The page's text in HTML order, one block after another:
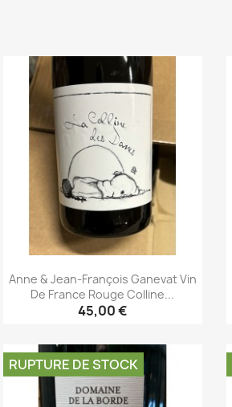
Anne & Jean-François Ganevat Vin
De France Rouge Colline...
45,00 €
Aperçu rapide
RUPTURE DE STOCK